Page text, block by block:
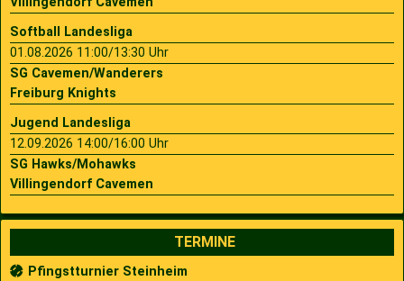
Softball Landesliga
01.08.2026 11:00/13:30 Uhr
SG Cavemen/Wanderers
Freiburg Knights
Jugend Landesliga
12.09.2026 14:00/16:00 Uhr
SG Hawks/Mohawks
Villingendorf Cavemen
TERMINE
Pfingstturnier Steinheim